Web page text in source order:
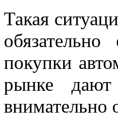
Такая
покупки
рынке
внимательно